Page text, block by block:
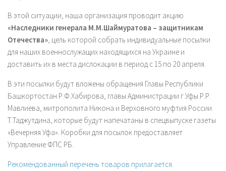
В этой ситуации, наша организация проводит акцию
«Наследники генерала М.М.Шаймуратова – защитникам
Отечества», цель которой собрать индивидуальные посылки
для наших военнослужащих находящихся на Украине и
доставить их в места дислокации в период с 15 по 20 апреля.
В эти посылки будут вложены обращения Главы Республики
Башкортостан Р.Ф.Хабирова, главы Администрации г.Уфы Р.Р.
Мавлиева, митрополита Никона и Верховного муфтия России
Т.Таджутдина, которые будут напечатаны в спецвыпуске газеты
«Вечерняя Уфа». Коробки для посылок предоставляет
Управление ФПС РБ.
Рекомендованный перечень товаров прилагается.